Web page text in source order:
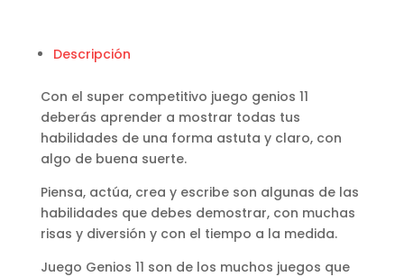
Descripción
Con el super competitivo juego genios 11
deberás aprender a mostrar todas tus
habilidades de una forma astuta y claro, con
algo de buena suerte.
Piensa, actúa, crea y escribe son algunas de las
habilidades que debes demostrar, con muchas
risas y diversión y con el tiempo a la medida.
Juego Genios 11 son de los muchos juegos que